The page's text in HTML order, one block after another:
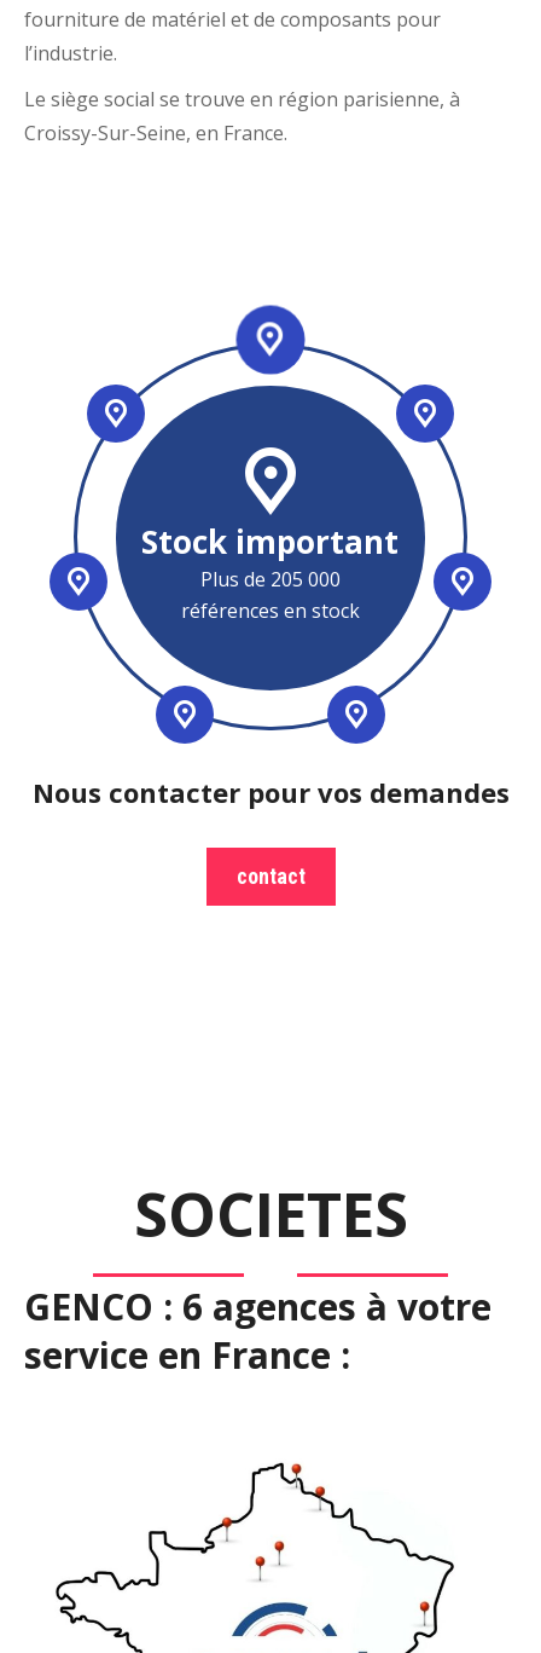
fourniture de matériel et de composants pour
l’industrie.
Le siège social se trouve en région parisienne, à
Croissy-Sur-Seine, en France.
Stock important
Plus de 205 000
références en stock
Nous contacter pour vos demandes
contact
SOCIETES
GENCO : 6 agences à votre
service en France :